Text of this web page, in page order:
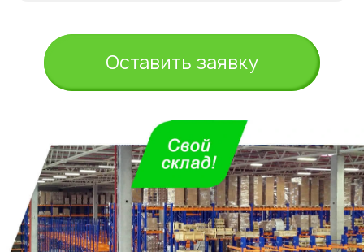
Оставить заявку